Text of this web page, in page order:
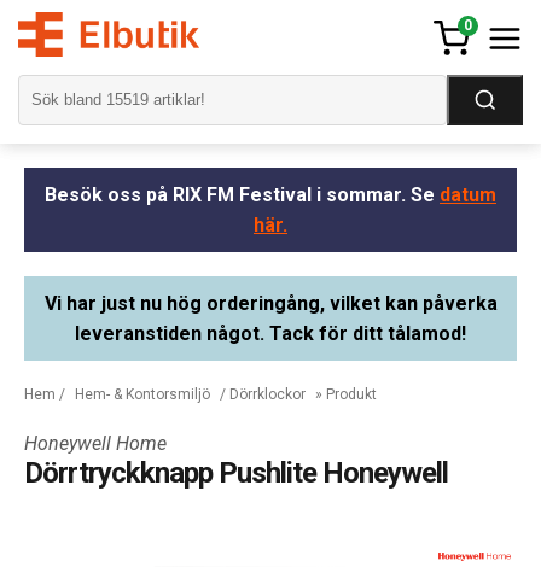
0
Besök oss på RIX FM Festival i sommar. Se datum
här.
Vi har just nu hög orderingång, vilket kan påverka
leveranstiden något. Tack för ditt tålamod!
Hem / Hem- & Kontorsmiljö / Dörrklockor » Produkt
Honeywell Home
Dörrtryckknapp Pushlite Honeywell